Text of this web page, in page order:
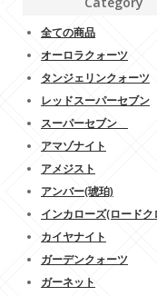
全ての商品
オーロラクォーツ
タンジェリンクォーツ
レッドスーパーセブン
スーパーセブン
アマゾナイト
アメジスト
アンバー(琥珀)
インカローズ(ロードク
カイヤナイト
ガーデンクォーツ
ガーネット